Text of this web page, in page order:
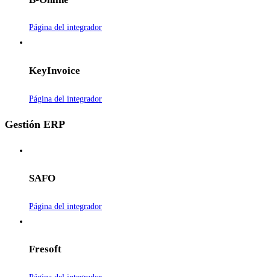
Página del integrador
KeyInvoice
Página del integrador
Gestión ERP
SAFO
Página del integrador
Fresoft